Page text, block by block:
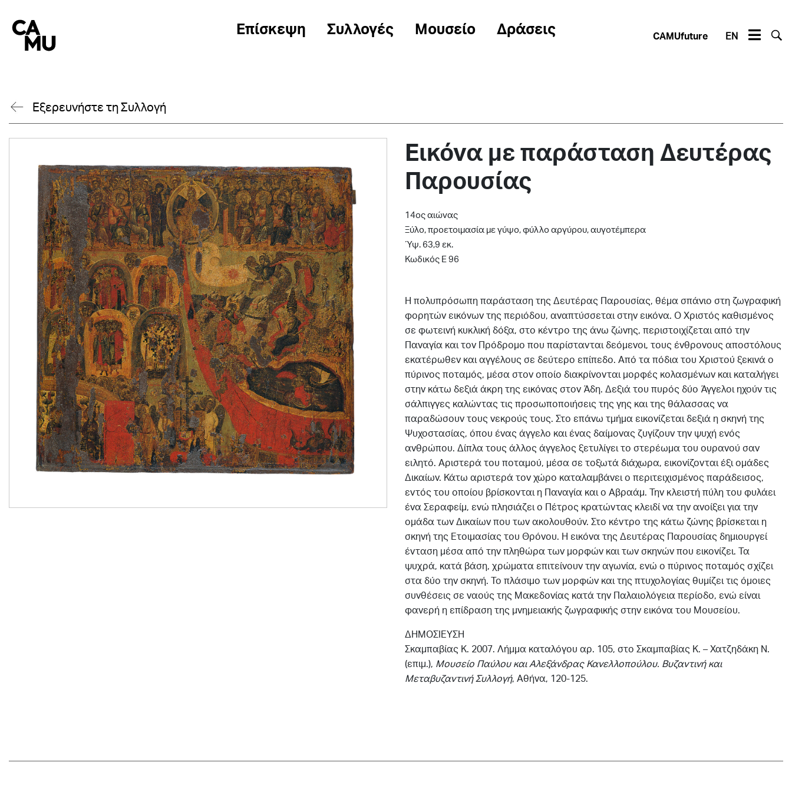
content
Επίσκεψη Συλλογές Μουσείο Δράσεις CAMUfuture EN
Εξερευνήστε τη Συλλογή
Εικόνα με παράσταση Δευτέρας
Παρουσίας
14ος αιώνας
Ξύλο, προετοιμασία με γύψο, φύλλο αργύρου, αυγοτέμπερα
Ύψ. 63,9 εκ.
Κωδικός Ε 96
Η πολυπρόσωπη παράσταση της Δευτέρας Παρουσίας, θέμα σπάνιο στη ζωγραφική
φορητών εικόνων της περιόδου, αναπτύσσεται στην εικόνα. Ο Χριστός καθισμένος
σε φωτεινή κυκλική δόξα, στο κέντρο της άνω ζώνης, περιστοιχίζεται από την
Παναγία και τον Πρόδρομο που παρίστανται δεόμενοι, τους ένθρονους αποστόλους
εκατέρωθεν και αγγέλους σε δεύτερο επίπεδο. Από τα πόδια του Χριστού ξεκινά ο
πύρινος ποταμός, μέσα στον οποίο διακρίνονται μορφές κολασμένων και καταλήγει
στην κάτω δεξιά άκρη της εικόνας στον Άδη. Δεξιά του πυρός δύο Άγγελοι ηχούν τις
σάλπιγγες καλώντας τις προσωποποιήσεις της γης και της θάλασσας να
παραδώσουν τους νεκρούς τους. Στο επάνω τμήμα εικονίζεται δεξιά η σκηνή της
Ψυχοστασίας, όπου ένας άγγελο και ένας δαίμονας ζυγίζουν την ψυχή ενός
ανθρώπου. Δίπλα τους άλλος άγγελος ξετυλίγει το στερέωμα του ουρανού σαν
ειλητό. Αριστερά του ποταμού, μέσα σε τοξωτά διάχωρα, εικονίζονται έξι ομάδες
Δικαίων. Κάτω αριστερά τον χώρο καταλαμβάνει ο περιτειχισμένος παράδεισος,
εντός του οποίου βρίσκονται η Παναγία και ο Αβραάμ. Την κλειστή πύλη του φυλάει
ένα Σεραφείμ, ενώ πλησιάζει ο Πέτρος κρατώντας κλειδί να την ανοίξει για την
ομάδα των Δικαίων που των ακολουθούν. Στο κέντρο της κάτω ζώνης βρίσκεται η
σκηνή της Ετοιμασίας του Θρόνου. Η εικόνα της Δευτέρας Παρουσίας δημιουργεί
ένταση μέσα από την πληθώρα των μορφών και των σκηνών που εικονίζει. Τα
ψυχρά, κατά βάση, χρώματα επιτείνουν την αγωνία, ενώ ο πύρινος ποταμός σχίζει
στα δύο την σκηνή. Το πλάσιμο των μορφών και της πτυχολογίας θυμίζει τις όμοιες
συνθέσεις σε ναούς της Μακεδονίας κατά την Παλαιολόγεια περίοδο, ενώ είναι
φανερή η επίδραση της μνημειακής ζωγραφικής στην εικόνα του Μουσείου.
ΔΗΜΟΣΙΕΥΣΗ
Σκαμπαβίας Κ. 2007. Λήμμα καταλόγου αρ. 105, στο Σκαμπαβίας Κ. – Χατζηδάκη Ν.
(επιμ.), Μουσείο Παύλου και Αλεξάνδρας Κανελλοπούλου. Βυζαντινή και
Μεταβυζαντινή Συλλογή, Αθήνα, 120-125.